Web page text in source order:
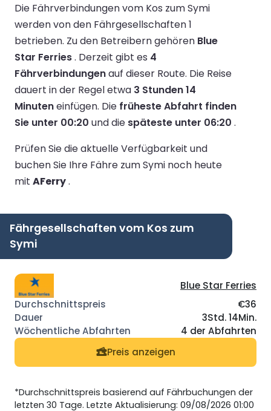
Die Fährverbindungen vom Kos zum Symi
werden von den Fährgesellschaften 1
betrieben. Zu den Betreibern gehören Blue
Star Ferries. Derzeit gibt es 4
Fährverbindungenauf dieser Route. Die Reise
dauert in der Regel etwa 3 Stunden 14
Minuteneinfügen. Die früheste Abfahrt finden
Sie unter 00:20 und die späteste unter 06:20 .
Prüfen Sie die aktuelle Verfügbarkeit und
buchen Sie Ihre Fähre zum Symi noch heute
mit AFerry.
Fährgesellschaften vom Kos zum
Symi
Blue Star Ferries
€36
3Std. 14Min.
4 der Abfahrten
Preis anzeigen
*Durchschnittspreis basierend auf Fährbuchungen der
letzten 30 Tage. Letzte Aktualisierung: 09/08/2026 01:00